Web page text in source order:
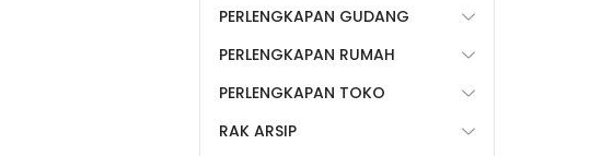
PERLENGKAPAN GUDANG
PERLENGKAPAN RUMAH
PERLENGKAPAN TOKO
RAK ARSIP